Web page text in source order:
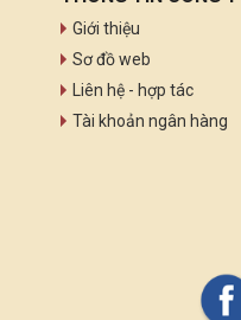
Giới thiệu
Sơ đồ web
Liên hệ - hợp tác
Tài khoản ngân hàng